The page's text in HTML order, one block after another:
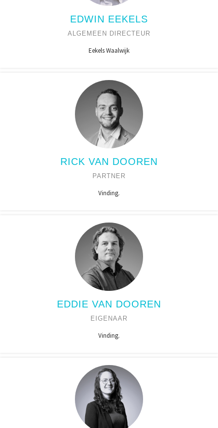
EDWIN EEKELS
ALGEMEEN DIRECTEUR
Eekels Waalwijk
RICK VAN DOOREN
PARTNER
Vinding.
EDDIE VAN DOOREN
EIGENAAR
Vinding.